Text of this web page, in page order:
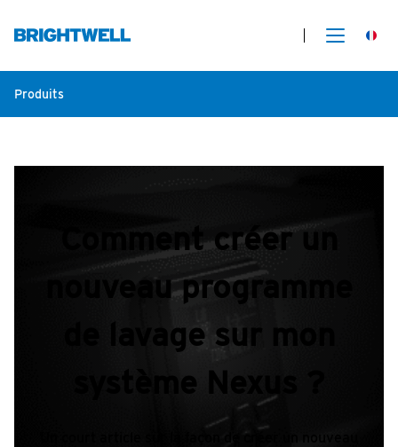
Produits
Comment créer un
nouveau programme
de lavage sur mon
système Nexus ?
Un court article sur la façon de créer un nouveau